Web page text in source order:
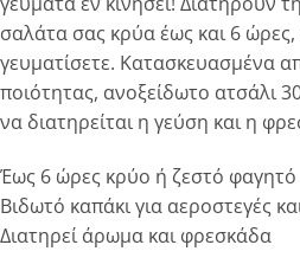
σαλάτα σας κρύα έως και 6
γευματίσετε. Κατασκευασμένα
ποιότητας, ανοξείδωτο ατσάλι
να διατηρείται η γεύση και η
Έως 6 ώρες κρύο ή ζεστό
Βιδωτό καπάκι για αεροστεγές
Διατηρεί άρωμα και φρεσκάδα